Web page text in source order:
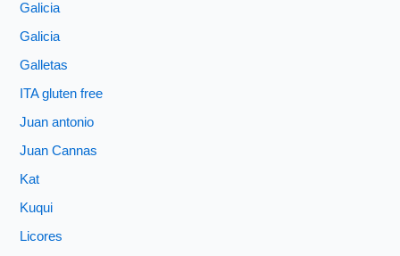
Galicia
Galicia
Galletas
ITA gluten free
Juan antonio
Juan Cannas
Kat
Kuqui
Licores